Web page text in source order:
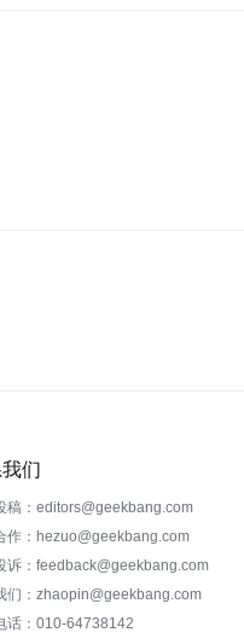
们
稿：editors@geekbang.com
作：hezuo@geekbang.com
诉：feedback@geekbang.com
们：zhaopin@geekbang.com
话：010-64738142